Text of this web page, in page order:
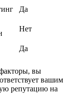
Да
Нет
Да
вы
вашим
репутацию на